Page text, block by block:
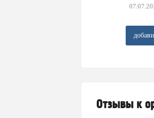
Отзывы к